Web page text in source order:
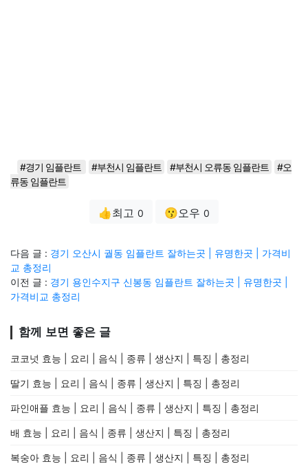
#경기 임플란트 #부천시 임플란트 #부천시 오류동 임플란트
#오
류동 임플란트
👍최고 0 😗오우 0
다음 글 : 경기 오산시 궐동 임플란트 잘하는곳 | 유명한곳 | 가격비
교 총정리
이전 글 : 경기 용인수지구 신봉동 임플란트 잘하는곳 | 유명한곳 |
가격비교 총정리
함께 보면 좋은 글
코코넛 효능 | 요리 | 음식 | 종류 | 생산지 | 특징 | 총정리
딸기 효능 | 요리 | 음식 | 종류 | 생산지 | 특징 | 총정리
파인애플 효능 | 요리 | 음식 | 종류 | 생산지 | 특징 | 총정리
배 효능 | 요리 | 음식 | 종류 | 생산지 | 특징 | 총정리
복숭아 효능 | 요리 | 음식 | 종류 | 생산지 | 특징 | 총정리